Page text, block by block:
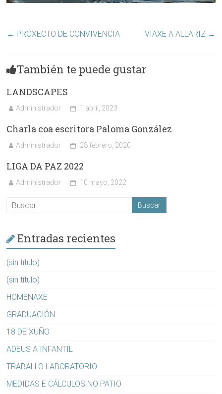
← PROXECTO DE CONVIVENCIA VIAXE A ALLARIZ →
También te puede gustar
LANDSCAPES
Administrador 1 abril, 2023
Charla coa escritora Paloma González
Administrador 28 febrero, 2020
LIGA DA PAZ 2022
Administrador 10 mayo, 2022
Entradas recientes
(sin título)
(sin título)
HOMENAXE
GRADUACIÓN
18 DE XUÑO
ADEUS A INFANTIL
TRABALLO LABORATORIO
MEDIDAS E CÁLCULOS NO PATIO